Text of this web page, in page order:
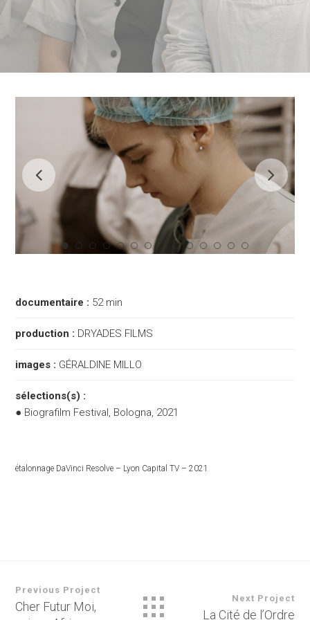
documentaire : 52 min
production : DRYADES FILMS
images : GÉRALDINE MILLO
sélections(s) :
● Biografilm Festival, Bologna, 2021
étalonnage DaVinci Resolve – Lyon Capital TV – 2021
Previous Project
Cher Futur Moi,
Next Project
La Cité de l’Ordre